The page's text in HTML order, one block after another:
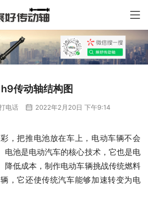
h9传动轴结构图
电话 2022年2月20日 下午9:14
，把推电池放在车上，电动车辆不会
电池是电动汽车的核心技术，它也是电
降低成本，制作电动车辆挑战传统燃料
，它还使传统汽车能够加速转变为电